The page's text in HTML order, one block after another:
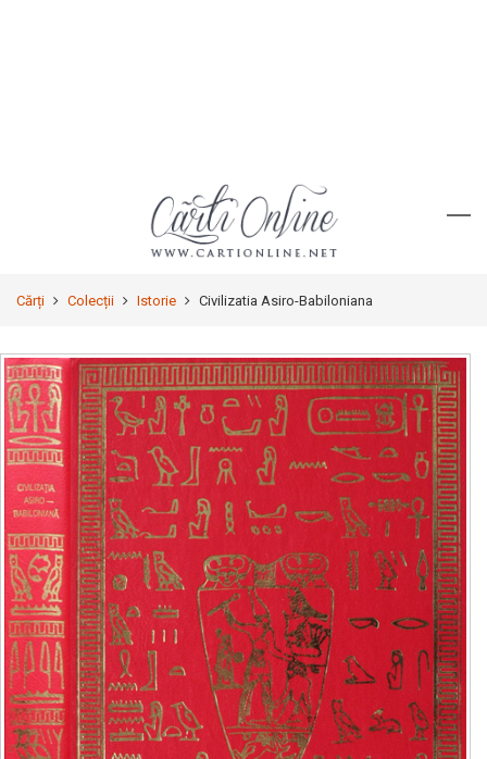
Cărți Colecții Istorie Civilizatia Asiro-Babiloniana